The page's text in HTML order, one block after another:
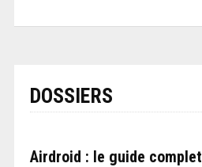
DOSSIERS
Airdroid : le guide complet